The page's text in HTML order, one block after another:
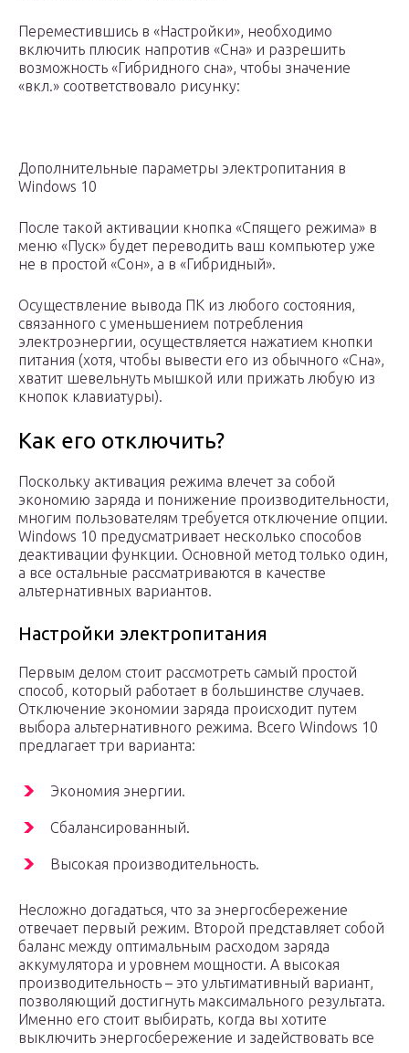
Переместившись в «Настройки», необходимо
включить плюсик напротив «Сна» и разрешить
возможность «Гибридного сна», чтобы значение
«вкл.» соответствовало рисунку:
Дополнительные параметры электропитания в
Windows 10
После такой активации кнопка «Спящего режима» в
меню «Пуск» будет переводить ваш компьютер уже
не в простой «Сон», а в «Гибридный».
Осуществление вывода ПК из любого состояния,
связанного с уменьшением потребления
электроэнергии, осуществляется нажатием кнопки
питания (хотя, чтобы вывести его из обычного «Сна»,
хватит шевельнуть мышкой или прижать любую из
кнопок клавиатуры).
Как его отключить?
Поскольку активация режима влечет за собой
экономию заряда и понижение производительности,
многим пользователям требуется отключение опции.
Windows 10 предусматривает несколько способов
деактивации функции. Основной метод только один,
а все остальные рассматриваются в качестве
альтернативных вариантов.
Настройки электропитания
Первым делом стоит рассмотреть самый простой
способ, который работает в большинстве случаев.
Отключение экономии заряда происходит путем
выбора альтернативного режима. Всего Windows 10
предлагает три варианта:
Экономия энергии.
Сбалансированный.
Высокая производительность.
Несложно догадаться, что за энергосбережение
отвечает первый режим. Второй представляет собой
баланс между оптимальным расходом заряда
аккумулятора и уровнем мощности. А высокая
производительность – это ультимативный вариант,
позволяющий достигнуть максимального результата.
Именно его стоит выбирать, когда вы хотите
выключить энергосбережение и задействовать все